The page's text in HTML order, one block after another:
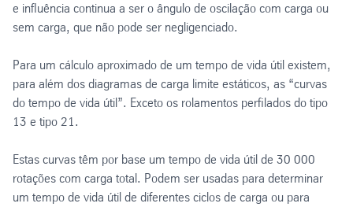
e influência continua a ser o ângulo de oscilação com carga ou
sem carga, que não pode ser negligenciado.
Para um cálculo aproximado de um tempo de vida útil existem,
para além dos diagramas de carga limite estáticos, as “curvas
do tempo de vida útil”. Exceto os rolamentos perfilados do tipo
13 e tipo 21.
Estas curvas têm por base um tempo de vida útil de 30 000
rotações com carga total. Podem ser usadas para determinar
um tempo de vida útil de diferentes ciclos de carga ou para